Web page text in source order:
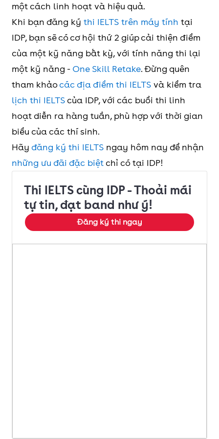
một cách linh hoạt và hiệu quả.
Khi bạn đăng ký thi IELTS trên máy tính tại
IDP, bạn sẽ có cơ hội thứ 2 giúp cải thiện điểm
của một kỹ năng bất kỳ, với tính năng thi lại
một kỹ năng - One Skill Retake. Đừng quên
tham khảocác địa điểm thi IELTS và kiểm tra
lịch thi IELTS của IDP, với các buổi thi linh
hoạt diễn ra hàng tuần, phù hợp với thời gian
biểu của các thí sinh.
Hãy đăng ký thi IELTS ngay hôm nay để nhận
những ưu đãi đặc biệt chỉ có tại IDP!
Thi IELTS cùng IDP - Thoải mái
tự tin, đạt band như ý!
Đăng ký thi ngay